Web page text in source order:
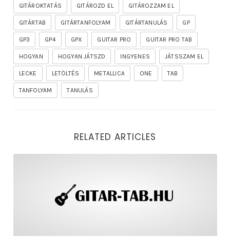
GITÁROKTATÁS GITÁROZD EL GITÁROZZAM EL
GITÁRTAB GITÁRTANFOLYAM GITÁRTANULÁS GP
GP3 GP4 GPX GUITAR PRO GUITAR PRO TAB
HOGYAN HOGYAN JÁTSZD INGYENES JÁTSSZAM EL
LECKE LETÖLTÉS METALLICA ONE TAB
TANFOLYAM TANULÁS
RELATED ARTICLES